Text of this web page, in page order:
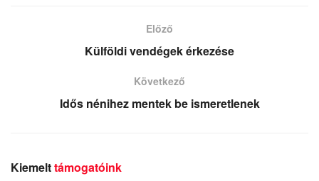
Előző
Külföldi vendégek érkezése
Következő
Idős nénihez mentek be ismeretlenek
Kiemelttámogatóink